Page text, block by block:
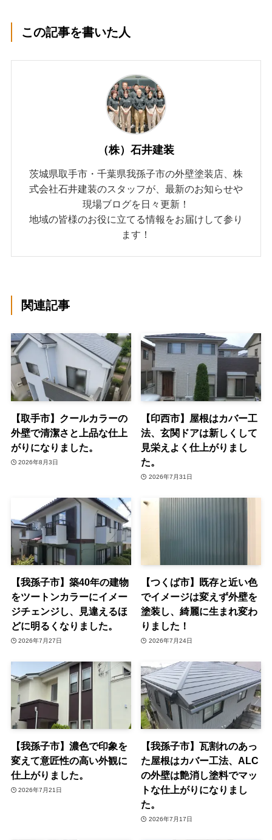
この記事を書いた人
（株）石井建装
茨城県取手市・千葉県我孫子市の外壁塗装店、株
式会社石井建装のスタッフが、最新のお知らせや
現場ブログを日々更新！
地域の皆様のお役に立てる情報をお届けして参り
ます！
関連記事
【取手市】クールカラーの
外壁で清潔さと上品な仕上
がりになりました。
2026年8月3日
【印西市】屋根はカバー工
法、玄関ドアは新しくして
見栄えよく仕上がりまし
た。
2026年7月31日
【我孫子市】築40年の建物
をツートンカラーにイメー
ジチェンジし、見違えるほ
どに明るくなりました。
2026年7月27日
【つくば市】既存と近い色
でイメージは変えず外壁を
塗装し、綺麗に生まれ変わ
りました！
2026年7月24日
【我孫子市】濃色で印象を
変えて意匠性の高い外観に
仕上がりました。
2026年7月21日
【我孫子市】瓦割れのあっ
た屋根はカバー工法、ALC
の外壁は艶消し塗料でマッ
トな仕上がりになりまし
た。
2026年7月17日